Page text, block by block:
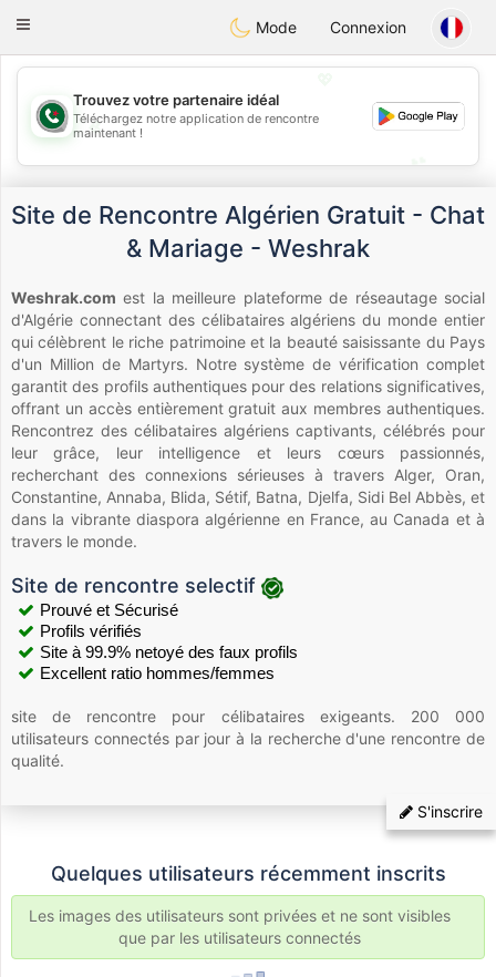
Weshrak
Toggle
Mode Connexion
💖
Trouvez votre partenaire idéal
Téléchargez notre application de rencontre
maintenant !
Site de Rencontre Algérien Gratuit - Chat
& Mariage - Weshrak
Weshrak.com est la meilleure plateforme de réseautage social
d'Algérie connectant des célibataires algériens du monde entier
qui célèbrent le riche patrimoine et la beauté saisissante du Pays
d'un Million de Martyrs. Notre système de vérification complet
garantit des profils authentiques pour des relations significatives,
offrant un accès entièrement gratuit aux membres authentiques.
Rencontrez des célibataires algériens captivants, célébrés pour
leur grâce, leur intelligence et leurs cœurs passionnés,
recherchant des connexions sérieuses à travers Alger, Oran,
Constantine, Annaba, Blida, Sétif, Batna, Djelfa, Sidi Bel Abbès, et
dans la vibrante diaspora algérienne en France, au Canada et à
travers le monde.
Site de rencontre selectif
Prouvé et Sécurisé
Profils vérifiés
Site à 99.9% netoyé des faux profils
Excellent ratio hommes/femmes
site de rencontre pour célibataires exigeants. 200 000
utilisateurs connectés par jour à la recherche d'une rencontre de
qualité.
S'inscrire
Quelques utilisateurs récemment inscrits
Les images des utilisateurs sont privées et ne sont visibles
que par les utilisateurs connectés